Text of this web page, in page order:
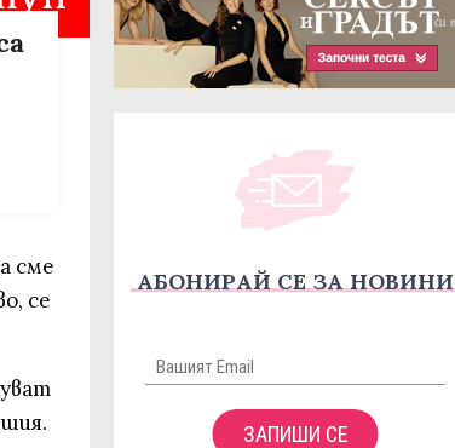
сме
се
АБОНИРАЙ СЕ ЗА НОВИНИ
ЗАПИШИ СЕ